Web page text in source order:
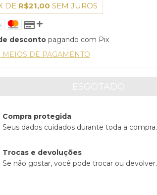
DE R$21,00 SEM JUROS
desconto pagando com Pix
MEIOS DE PAGAMENTO
Compra protegida
Seus dados cuidados durante toda a compra.
Trocas e devoluções
Se não gostar, você pode trocar ou devolver.